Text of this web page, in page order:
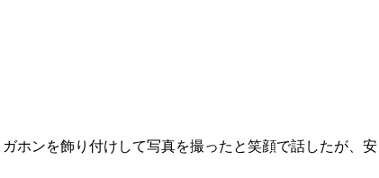
ホンを飾り付けして写真を撮ったと笑顔で話したが、安